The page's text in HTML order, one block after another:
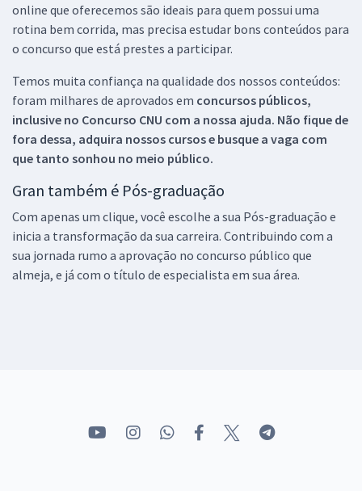
online que oferecemos são ideais para quem possui uma
rotina bem corrida, mas precisa estudar bons conteúdos para
o concurso que está prestes a participar.
Temos muita confiança na qualidade dos nossos conteúdos:
foram milhares de aprovados em concursos públicos,
inclusive no Concurso CNU com a nossa ajuda. Não fique de
fora dessa, adquira nossos cursos e busque a vaga com
que tanto sonhou no meio público.
Gran também é Pós-graduação
Com apenas um clique, você escolhe a sua Pós-graduação e
inicia a transformação da sua carreira. Contribuindo com a
sua jornada rumo a aprovação no concurso público que
almeja, e já com o título de especialista em sua área.